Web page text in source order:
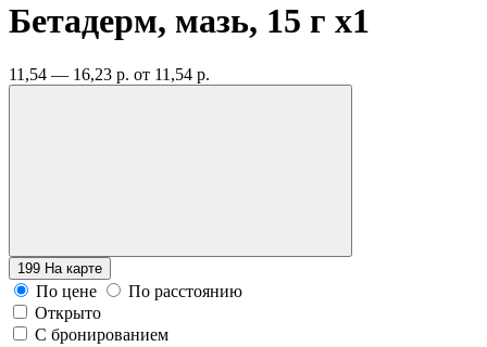
Бетадерм, мазь, 15 г x1
11,54 — 16,23 р. от 11,54 р.
199 На карте
По цене
По расстоянию
Открыто
С бронированием